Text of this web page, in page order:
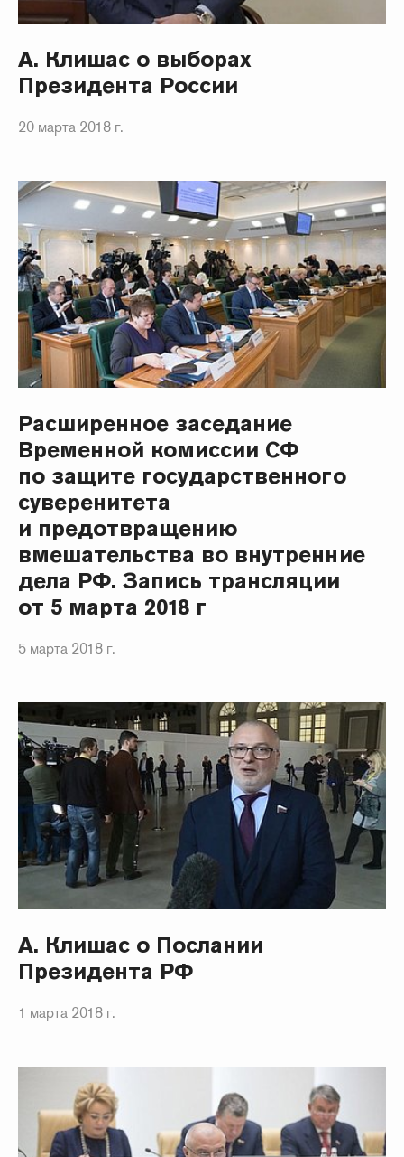
А. Клишас о выборах
Президента России
20 марта 2018 г.
Расширенное заседание
Временной комиссии СФ
по защите государственного
суверенитета
и предотвращению
вмешательства во внутренние
дела РФ. Запись трансляции
от 5 марта 2018 г
5 марта 2018 г.
А. Клишас о Послании
Президента РФ
1 марта 2018 г.